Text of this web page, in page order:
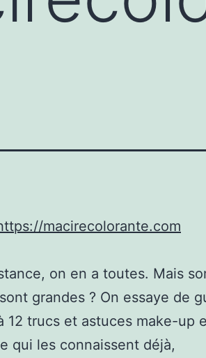
macirecolorante.com
on en a toutes. Mais
grandes ? On essaye de
12 trucs et astuces make-up
qui les connaissent déjà,